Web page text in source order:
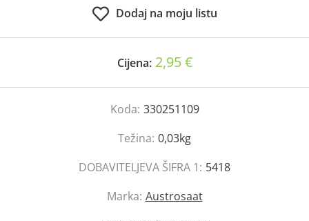
Dodaj na moju listu
Cijena: 2,95 €
Koda: 330251109
Težina: 0,03kg
DOBAVITELJEVA ŠIFRA 1: 5418
Marka: Austrosaat